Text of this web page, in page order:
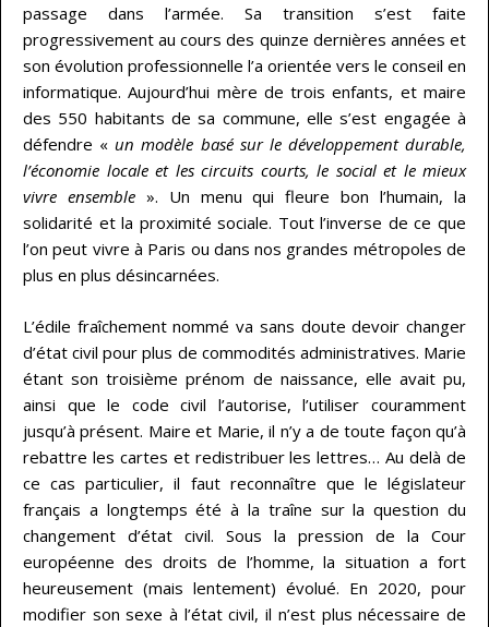
passage dans l’armée. Sa transition s’est faite
progressivement au cours des quinze dernières années et
son évolution professionnelle l’a orientée vers le conseil en
informatique. Aujourd’hui mère de trois enfants, et maire
des 550 habitants de sa commune, elle s’est engagée à
défendre «un modèle basé sur le développement durable,
l’économie locale et les circuits courts, le social et le mieux
vivre ensemble». Un menu qui fleure bon l’humain, la
solidarité et la proximité sociale. Tout l’inverse de ce que
l’on peut vivre à Paris ou dans nos grandes métropoles de
plus en plus désincarnées.
L’édile fraîchement nommé va sans doute devoir changer
d’état civil pour plus de commodités administratives. Marie
étant son troisième prénom de naissance, elle avait pu,
ainsi que le code civil l’autorise, l’utiliser couramment
jusqu’à présent. Maire et Marie, il n’y a de toute façon qu’à
rebattre les cartes et redistribuer les lettres… Au delà de
ce cas particulier, il faut reconnaître que le législateur
français a longtemps été à la traîne sur la question du
changement d’état civil. Sous la pression de la Cour
européenne des droits de l’homme, la situation a fort
heureusement (mais lentement) évolué. En 2020, pour
modifier son sexe à l’état civil, il n’est plus nécessaire de